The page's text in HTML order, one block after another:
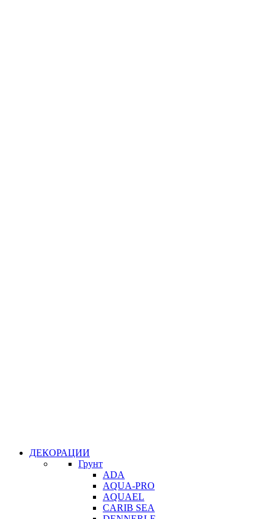
ДЕКОРАЦИИ
Грунт
ADA
AQUA-PRO
AQUAEL
CARIB SEA